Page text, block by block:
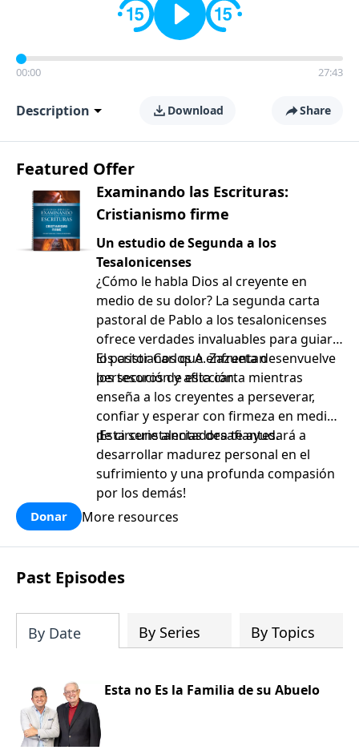
00:00 27:43
Description Download Share
Featured Offer
Examinando las Escrituras:
Cristianismo firme
Un estudio de Segunda a los
Tesalonicenses
¿Cómo le habla Dios al creyente en
medio de su dolor? La segunda carta
pastoral de Pablo a los tesalonicenses
ofrece verdades invaluables para guiar a
los cristianos que enfrentan
persecución y aflicción.
El pastor Carlos A. Zazueta desenvuelve
los tesoros de esta carta mientras
enseña a los creyentes a perseverar,
confiar y esperar con firmeza en medio
de circunstancias desafiantes.
¡Esta serie alentadora te ayudará a
desarrollar madurez personal en el
sufrimiento y una profunda compasión
por los demás!
Donar More resources
Past Episodes
By Date By Series By Topics
Esta no Es la Familia de su Abuelo